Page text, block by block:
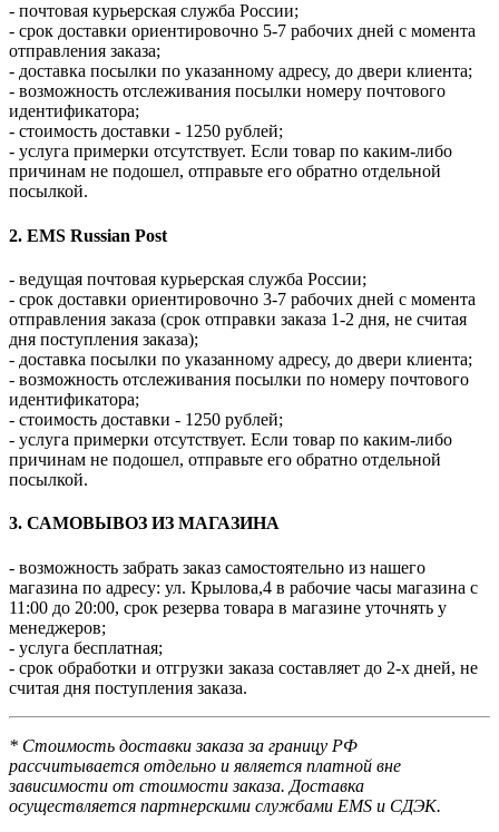
- почтовая курьерская служба России;
- срок доставки ориентировочно 5-7 рабочих дней с момента
отправления заказа;
- доставка посылки по указанному адресу, до двери клиента;
- возможность отслеживания посылки номеру почтового
идентификатора;
- стоимость доставки - 1250 рублей;
- услуга примерки отсутствует. Если товар по каким-либо
причинам не подошел, отправьте его обратно отдельной
посылкой.
2. EMS Russian Post
- ведущая почтовая курьерская служба России;
- срок доставки ориентировочно 3-7 рабочих дней с момента
отправления заказа (срок отправки заказа 1-2 дня, не считая
дня поступления заказа);
- доставка посылки по указанному адресу, до двери клиента;
- возможность отслеживания посылки по номеру почтового
идентификатора;
- стоимость доставки - 1250 рублей;
- услуга примерки отсутствует. Если товар по каким-либо
причинам не подошел, отправьте его обратно отдельной
посылкой.
3. САМОВЫВОЗ ИЗ МАГАЗИНА
- возможность забрать заказ самостоятельно из нашего
магазина по адресу: ул. Крылова,4 в рабочие часы магазина с
11:00 до 20:00, срок резерва товара в магазине уточнять у
менеджеров;
- услуга бесплатная;
- срок обработки и отгрузки заказа составляет до 2-х дней, не
считая дня поступления заказа.
* Стоимость доставки заказа за границу РФ
рассчитывается отдельно и является платной вне
зависимости от стоимости заказа. Доставка
осуществляется партнерскими службами EMS и СДЭК.